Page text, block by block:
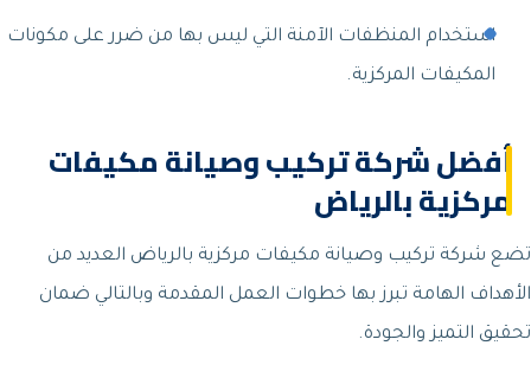
استخدام المنظفات الآمنة التي ليس بها من ضرر على مكونات
المكيفات المركزية.
أفضل شركة تركيب وصيانة مكيفات
مركزية بالرياض
تضع شركة تركيب وصيانة مكيفات مركزية بالرياض العديد من
الأهداف الهامة تبرز بها خطوات العمل المقدمة وبالتالي ضمان
تحقيق التميز والجودة.